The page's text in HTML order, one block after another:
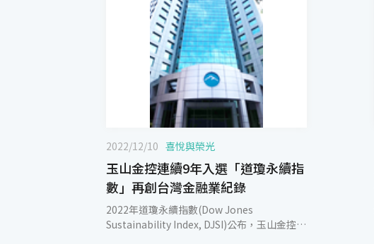
2022/12/10 喜悅與榮光
玉山金控連續9年入選「道瓊永續指
數」再創台灣金融業紀錄
2022年道瓊永續指數(Dow Jones
Sustainability Index, DJSI)公布，玉山金控是